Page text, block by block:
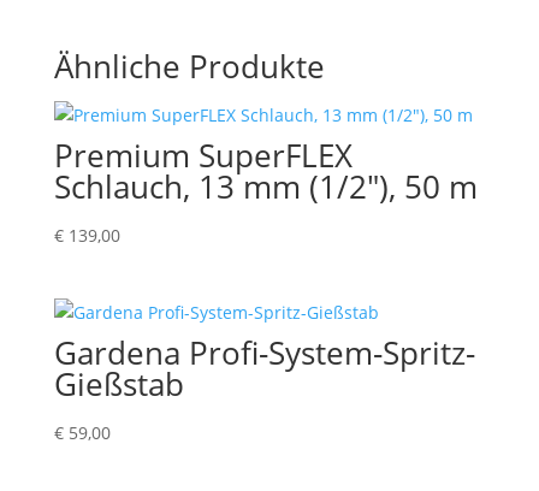
Ähnliche Produkte
Premium SuperFLEX
Schlauch, 13 mm (1/2″), 50 m
€139,00
Gardena Profi-System-Spritz-
Gießstab
€59,00